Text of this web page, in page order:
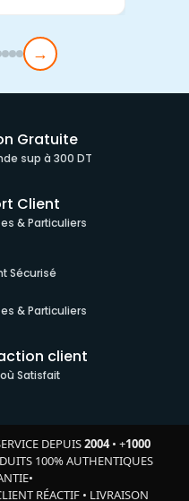
→
Gratuite
sup à 300 DT
Client
& Particuliers
Sécurisé
& Particuliers
client
Satisfait
DEPUIS2004• +1000
100% AUTHENTIQUES
•
RÉACTIF • LIVRAISON